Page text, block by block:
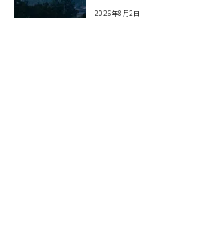
2026年8月2日